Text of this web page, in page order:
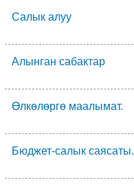
Салык алуу
Алынган сабактар
Өлкөлөргө маалымат.
Бюджет-салык саясаты.